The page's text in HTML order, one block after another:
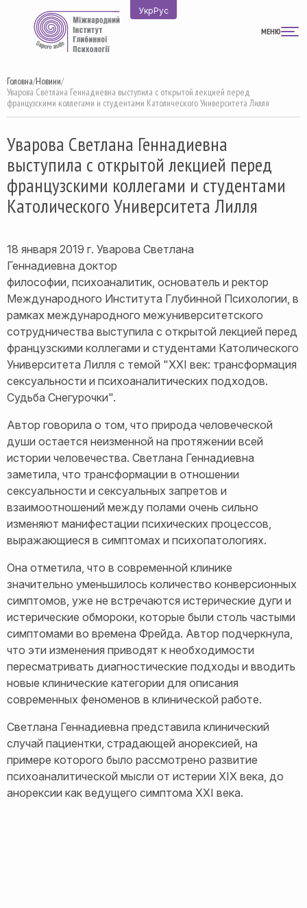
УкрРус
МЕНЮ
Головна/Новини/
Уварова Светлана Геннадиевна выступила с открытой лекцией перед
французскими коллегами и студентами Католического Университета Лилля
Уварова Светлана Геннадиевна
выступила с открытой лекцией перед
французскими коллегами и студентами
Католического Университета Лилля
18 января 2019 г. Уварова Светлана
Геннадиевна доктор
философии, психоаналитик, основатель и ректор
Международного Института Глубинной Психологии, в
рамках международного межуниверситетского
сотрудничества выступила с открытой лекцией перед
французскими коллегами и студентами Католического
Университета Лилля с темой "XXI век: трансформация
сексуальности и психоаналитических подходов.
Судьба Снегурочки".
Автор говорила о том, что природа человеческой
души остается неизменной на протяжении всей
истории человечества. Светлана Геннадиевна
заметила, что трансформации в отношении
сексуальности и сексуальных запретов и
взаимоотношений между полами очень сильно
изменяют манифестации психических процессов,
выражающиеся в симптомах и психопатологиях.
Она отметила, что в современной клинике
значительно уменьшилось количество конверсионных
симптомов, уже не встречаются истерические дуги и
истерические обмороки, которые были столь частыми
симптомами во времена Фрейда. Автор подчеркнула,
что эти изменения приводят к необходимости
пересматривать диагностические подходы и вводить
новые клинические категории для описания
современных феноменов в клинической работе.
Светлана Геннадиевна представила клинический
случай пациентки, страдающей анорексией, на
примере которого было рассмотрено развитие
психоаналитической мысли от истерии XIX века, до
анорексии как ведущего симптома XXI века.